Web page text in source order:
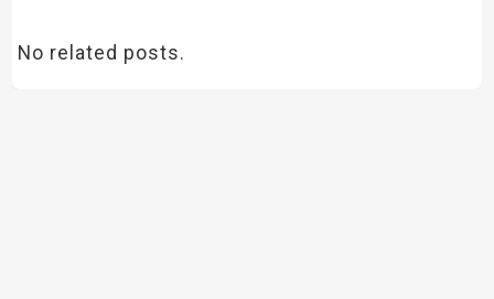
No related posts.